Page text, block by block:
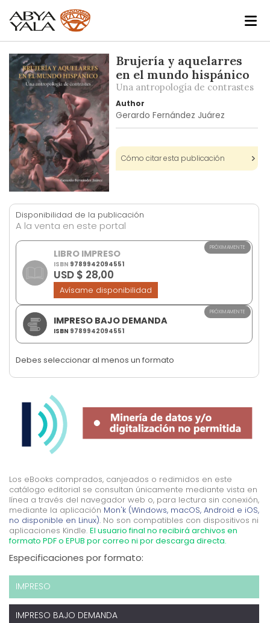
Skip
to
the
end
of
the
images
gallery
to
the
beginning
of
the
images
gallery
Brujería y aquelarres
en el mundo hispánico
Una antropología de contrastes
Author
Gerardo Fernández Juárez
Cómo citar esta publicación
Disponibilidad de la publicación
A la venta en este portal
IMPRESO BAJO DEMANDA
ISBN 9789942094551
PRÓXIMAMENTE
LIBRO IMPRESO
ISBN 9789942094551
PRÓXIMAMENTE
USD $ 28,00
Avísame disponibilidad
Debes seleccionar al menos un formato
Los eBooks comprados, canjeados o redimidos en este
catálogo editorial se consultan únicamente mediante vista en
línea a través del navegador web o, para lectura sin conexión,
mediante la aplicación Mon'k (Windows, macOS, Android e iOS,
no disponible en Linux). No son compatibles con dispositivos ni
aplicaciones Kindle. El usuario final no recibirá archivos en
formato PDF o EPUB por correo ni por descarga directa.
Especificaciones por formato:
IMPRESO
IMPRESO BAJO DEMANDA